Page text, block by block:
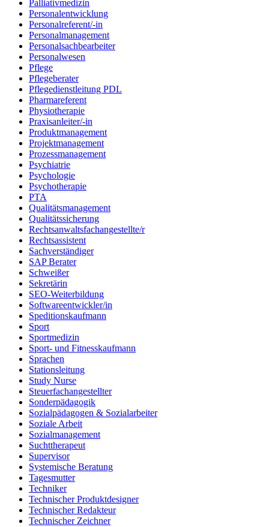
Palliativmedizin
Personalentwicklung
Personalreferent/-in
Personalmanagement
Personalsachbearbeiter
Personalwesen
Pflege
Pflegeberater
Pflegedienstleitung PDL
Pharmareferent
Physiotherapie
Praxisanleiter/-in
Produktmanagement
Projektmanagement
Prozessmanagement
Psychiatrie
Psychologie
Psychotherapie
PTA
Qualitätsmanagement
Qualitätssicherung
Rechtsanwaltsfachangestellte/r
Rechtsassistent
Sachverständiger
SAP Berater
Schweißer
Sekretärin
SEO-Weiterbildung
Softwareentwickler/in
Speditionskaufmann
Sport
Sportmedizin
Sport- und Fitnesskaufmann
Sprachen
Stationsleitung
Study Nurse
Steuerfachangestellter
Sonderpädagogik
Sozialpädagogen & Sozialarbeiter
Soziale Arbeit
Sozialmanagement
Suchttherapeut
Supervisor
Systemische Beratung
Tagesmutter
Techniker
Technischer Produktdesigner
Technischer Redakteur
Technischer Zeichner